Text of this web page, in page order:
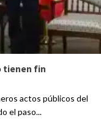
tienen fin
actos públicos del
el paso...